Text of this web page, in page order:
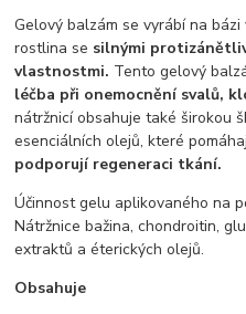
Gelový balzám se vyrábí na
rostlina se silnými
vlastnostmi. Tento gelový
léčba při onemocnění svalů,
nátržnicí obsahuje také širokou
esenciálních olejů, které
podporují regeneraci tkání.
Účinnost gelu aplikovaného na
Nátržnice bažina, chondroitin,
extraktů a éterických olejů.
Obsahuje